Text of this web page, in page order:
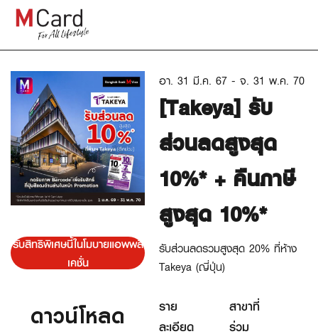
รับสิทธิพิเศษนี้ในโมบายแอพพลิ
เคชั่น
ดาวน์โหลด
อา. 31 มี.ค. 67 - จ. 31 พ.ค. 70
[Takeya] รับ
ส่วนลดสูงสุด
10%* + คืนภาษี
สูงสุด 10%*
รับส่วนลดรวมสูงสุด 20% ที่ห้าง
Takeya (ญี่ปุ่น)
ราย
ละเอียด
สาขาที่
ร่วม